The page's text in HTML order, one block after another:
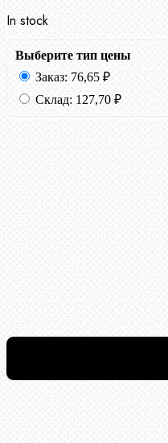
In stock
Выберите тип цены
Заказ: 76,65 ₽
Склад: 127,70 ₽